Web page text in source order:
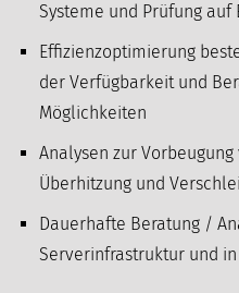
Systeme und Prüfung
Effizienzoptimierung
der Verfügbarkeit und
Möglichkeiten
Analysen zur
Überhitzung und
Dauerhafte Beratung /
Serverinfrastruktur und